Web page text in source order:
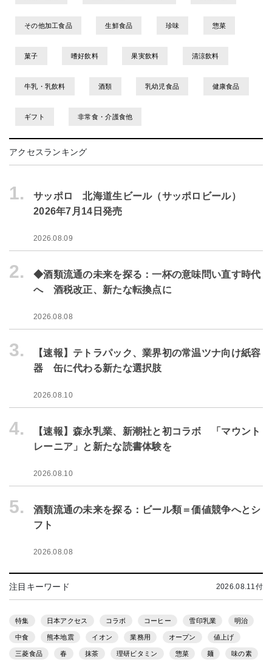
その他加工食品 生鮮食品 珍味 惣菜
菓子 嗜好飲料 果実飲料 清涼飲料
牛乳・乳飲料 酒類 乳幼児食品 健康食品
ギフト 非常食・介護食他
アクセスランキング
1.
サッポロ 北海道生ビール（サッポロビール）
2026年7月14日発売
2026.08.09
2.
◆酒類流通の未来を探る：一杯の意味問い直す時代
へ 酒税改正、新たな転換点に
2026.08.08
3.
【速報】テトラパック、業界初の常温ツナ向け紙容
器 缶に代わる新たな選択肢
2026.08.10
4.
【速報】森永乳業、新潮社と初コラボ 「マウント
レーニア」と新たな読書体験を
2026.08.10
5.
酒類流通の未来を探る：ビール類＝価値競争へとシ
フト
2026.08.08
注目キーワード 2026.08.11付
特集 日本アクセス コラボ コーヒー 雪印乳業 明治
中食 熊本地震 イオン 業務用 オープン 値上げ
三菱食品 春 抹茶 理研ビタミン 惣菜 麺 味の素